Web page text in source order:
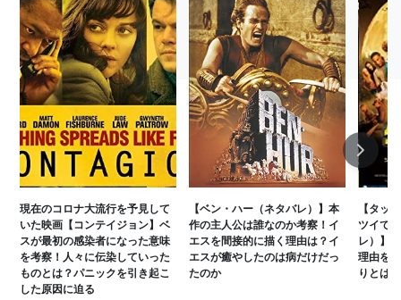
現在のコロナ大流行を予見して
いた映画【コンテイジョン】ベ
スが最初の感染者になった意味
を考察！人々に伝染していった
ものとは？パニックを引き起こ
した原因に迫る
【ベン・ハー（ネタバレ）】本
作の主人公は誰なのか考察！イ
エスを間接的に描く理由は？イ
エスが癒やしたのは病だけだっ
たのか
【タッ
ツイて
レ）】
理由を
りとは？
Next